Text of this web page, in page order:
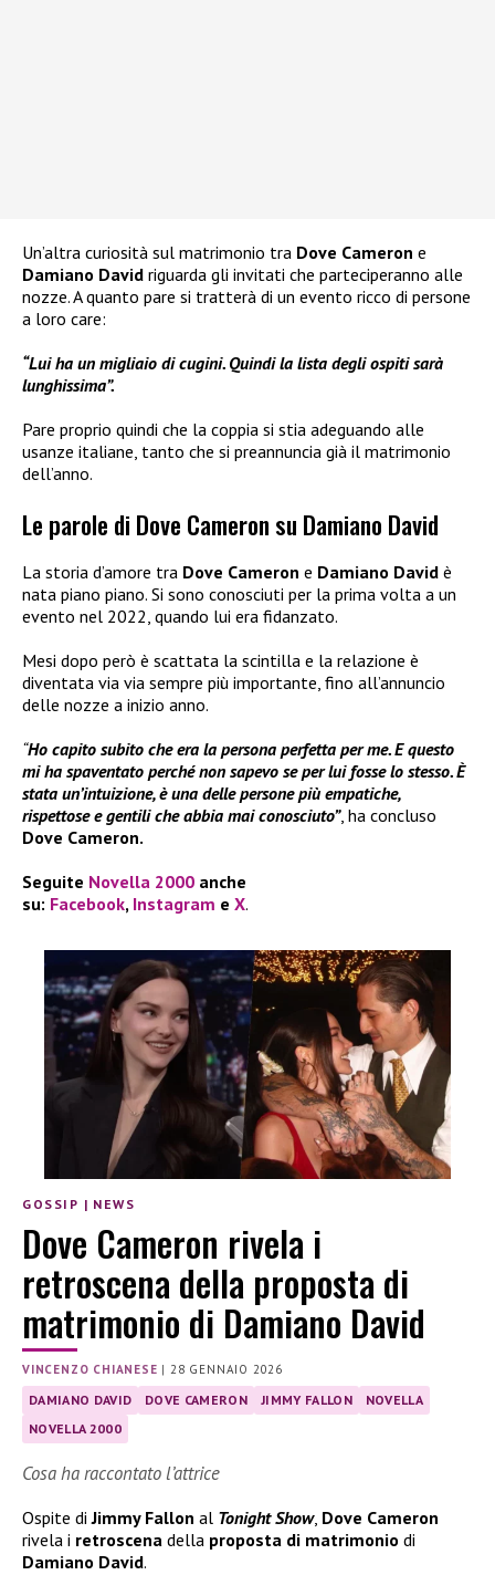
Un’altra curiosità sul matrimonio tra Dove Cameron e
Damiano David riguarda gli invitati che parteciperanno alle
nozze. A quanto pare si tratterà di un evento ricco di persone
a loro care:
“Lui ha un migliaio di cugini. Quindi la lista degli ospiti sarà
lunghissima”.
Pare proprio quindi che la coppia si stia adeguando alle
usanze italiane, tanto che si preannuncia già il matrimonio
dell’anno.
Le parole di Dove Cameron su Damiano David
La storia d’amore tra Dove Cameron e Damiano David è
nata piano piano. Si sono conosciuti per la prima volta a un
evento nel 2022, quando lui era fidanzato.
Mesi dopo però è scattata la scintilla e la relazione è
diventata via via sempre più importante, fino all’annuncio
delle nozze a inizio anno.
“Ho capito subito che era la persona perfetta per me. E questo
mi ha spaventato perché non sapevo se per lui fosse lo stesso. È
stata un’intuizione, è una delle persone più empatiche,
rispettose e gentili che abbia mai conosciuto”, ha concluso
Dove Cameron.
Seguite Novella 2000 anche
su: Facebook, Instagram e X.
GOSSIP | NEWS
Dove Cameron rivela i
retroscena della proposta di
matrimonio di Damiano David
VINCENZO CHIANESE |28 GENNAIO 2026
DAMIANO DAVID DOVE CAMERON JIMMY FALLON
NOVELLA
NOVELLA 2000
Cosa ha raccontato l’attrice
Ospite diJimmy Fallon al Tonight Show, Dove Cameron
rivela i retroscena della proposta di matrimonio di
Damiano David.